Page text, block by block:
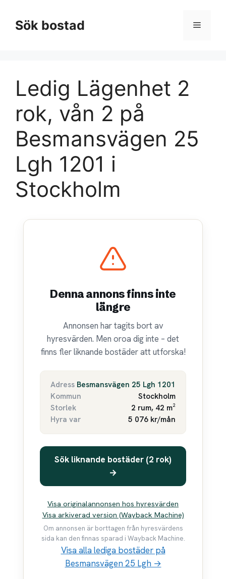
innehållSök bostad Meny
Ledig Lägenhet 2
rok, vån 2 på
Besmansvägen 25
Lgh 1201 i
Stockholm
Denna annons finns inte
längre
Annonsen har tagits bort av
hyresvärden. Men oroa dig inte – det
finns fler liknande bostäder att utforska!
Adress Besmansvägen 25 Lgh 1201
Kommun
Stockholm
Storlek
2 rum, 42 m²
Hyra var
5 076 kr/mån
Sök liknande bostäder (2 rok)
→
Visa originalannonsen hos hyresvärden
Visa arkiverad version (Wayback Machine)
Om annonsen är borttagen från hyresvärdens
sida kan den finnas sparad i Wayback Machine.
Visa alla lediga bostäder på
Besmansvägen 25 Lgh →